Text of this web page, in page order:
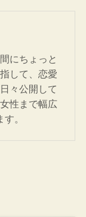
にちょっと
して、恋愛
々公開して
性まで幅広
。